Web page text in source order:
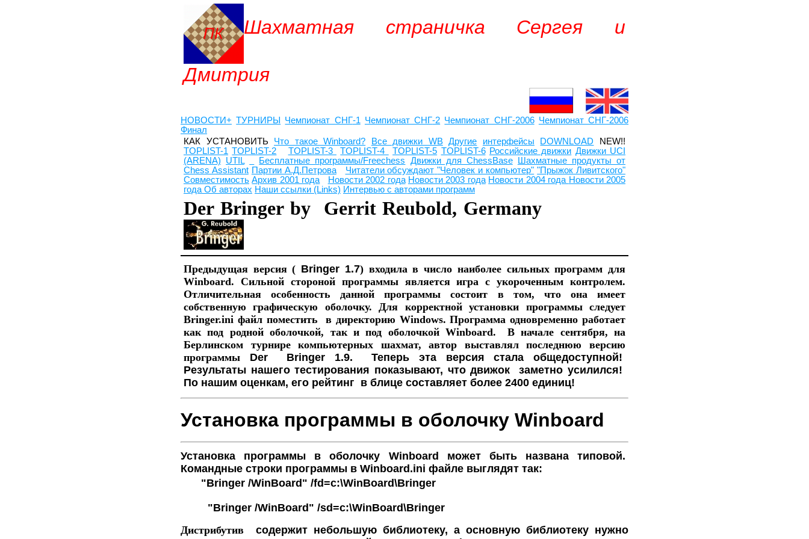
Шахматная страничка Сергея и
Дмитрия
НОВОСТИ+ ТУРНИРЫ Чемпионат СНГ-1 Чемпионат СНГ-2 Чемпионат СНГ-2006 Чемпионат СНГ-2006
Финал
КАК УСТАНОВИТЬ Что такое Winboard? Все движки WB Другие интерфейсы DOWNLOAD
NEW!!
TOPLIST-1 TOPLIST-2 TOPLIST-3 TOPLIST-4 TOPLIST-5 TOPLIST-6 Российские движки Движки UCI
(ARENA)
UTIL Бесплатные программы/Freechess Движки для ChessBase
Шахматные продукты от
Chess Assistant Партии А.Д.Петрова Читатели обсуждают "Человек и компьютер" "Прыжок Ливитского"
Совместимость Архив 2001 года Новости 2002 года Новости 2003 года Новости 2004 года Новости 2005
года Об авторах Наши ссылки (Links) Интервью с авторами программ
Der Bringer by Gerrit Reubold, Germany
Предыдущая версия ( Bringer 1.7) входила в число наиболее сильных программ для
Winboard. Сильной стороной программы является игра с укороченным контролем.
Отличительная особенность данной программы состоит в том, что она имеет
собственную графическую оболочку. Для корректной установки программы следует
Bringer.ini файл поместить в директорию Windows. Программа одновременно работает
как под родной оболочкой, так и под оболочкойWinboard.
В начале сентября, на
Берлинском турнире компьютерных шахмат, автор выставлял последнюю версию
программы Der Bringer 1.9. Теперь эта версия стала общедоступной!
Результаты нашего тестирования показывают, что движок заметно усилился!
По нашим оценкам, его рейтинг в блице составляет более 2400 единиц!
Установка программы в оболочку Winboard
Установка программы в оболочку Winboard может быть названа типовой.
Командные строки программы в Winboard.ini файле выглядят так:
"Bringer /WinBoard" /fd=c:\WinBoard\Bringer
"Bringer /WinBoard" /sd=c:\WinBoard\Bringer
Дистрибутив
содержит небольшую библиотеку, а основную библиотеку нужно